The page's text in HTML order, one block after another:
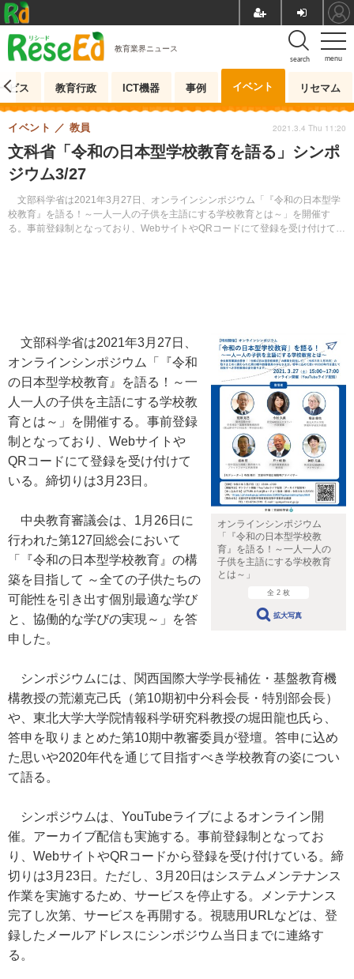
menu
search
教育業界ニュース
ビス 教育行政 ICT機器 事例 イベント リセマム
文科省「令和の日本型学校教育を語る」シンポ
ジウム3/27
文部科学省は2021年3月27日、オンラインシンポジウム「『令和の日本型学
校教育』を語る！～一人一人の子供を主語にする学校教育とは～」を開催す
る。事前登録制となっており、WebサイトやQRコードにて登録を受け付けてい
イベント 教員 2021.3.4 Thu 11:20
オンラインシンポジウム
「『令和の日本型学校教
育』を語る！～一人一人の
子供を主語にする学校教育
とは～」
全 2 枚
拡大写真
文部科学省は2021年3月27日、
オンラインシンポジウム「『令和
の日本型学校教育』を語る！～一
人一人の子供を主語にする学校教
育とは～」を開催する。事前登録
制となっており、Webサイトや
QRコードにて登録を受け付けて
いる。締切りは3月23日。
中央教育審議会は、1月26日に
行われた第127回総会において
「『令和の日本型学校教育』の構
築を目指して ～全ての子供たちの
可能性を引き出す個別最適な学び
と、協働的な学びの実現～」を答
申した。
シンポジウムには、関西国際大学学長補佐・基盤教育機
構教授の荒瀬克己氏（第10期初中分科会長・特別部会長）
や、東北大学大学院情報科学研究科教授の堀田龍也氏ら、
答申を取りまとめた第10期中教審委員が登壇。答申に込め
た思いや2020年代を通じて目指すべき学校教育の姿につい
て語る。
シンポジウムは、YouTubeライブによるオンライン開
催。アーカイブ配信も実施する。事前登録制となってお
り、WebサイトやQRコードから登録を受け付けている。締
切りは3月23日。ただし、3月20日はシステムメンテナンス
作業を実施するため、サービスを停止する。メンテナンス
完了し次第、サービスを再開する。視聴用URLなどは、登
録したメールアドレスにシンポジウム当日までに連絡す
る。